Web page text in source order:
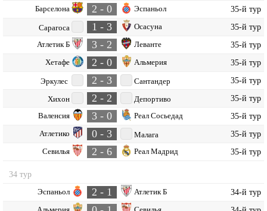
Барселона 2 - 0 Эспаньол 35-й тур
Сарагоса 1 - 3 Осасуна 35-й тур
Атлетик Б 3 - 2 Леванте 35-й тур
Хетафе 2 - 0 Альмерия 35-й тур
Эркулес 2 - 3 Сантандер 35-й тур
Хихон 2 - 2 Депортиво 35-й тур
Валенсия 3 - 0 Реал Сосьедад 35-й тур
Атлетико 0 - 3 Малага 35-й тур
Севилья 2 - 6 Реал Мадрид 35-й тур
34 тур
Эспаньол 2 - 1 Атлетик Б 34-й тур